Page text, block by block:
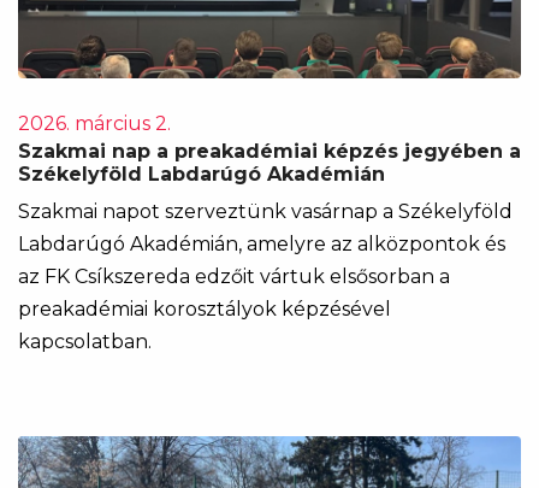
2026. március 2.
Szakmai nap a preakadémiai képzés jegyében a
Székelyföld Labdarúgó Akadémián
Szakmai napot szerveztünk vasárnap a Székelyföld
Labdarúgó Akadémián, amelyre az alközpontok és
az FK Csíkszereda edzőit vártuk elsősorban a
preakadémiai korosztályok képzésével
kapcsolatban.